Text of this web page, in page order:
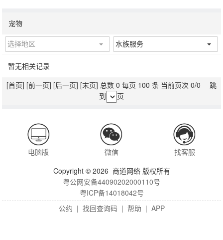
宠物
选择地区 水族服务
暂无相关记录
[首页] [前一页] [后一页] [末页] 总数 0 每页 100 条 当前页次 0/0 跳
到
页
电脑版 微信
找客服
Copyright © 2026 商道网络 版权所有
粤公网安备44090202000110号
粤ICP备14018042号
公约 | 找回查询码 | 帮助 | APP